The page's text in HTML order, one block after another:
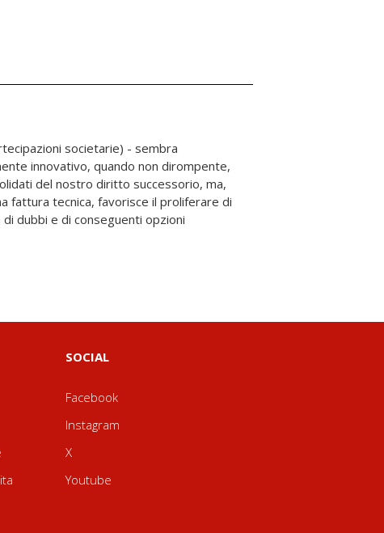
SOCIAL
Facebook
Instagram
X
Youtube